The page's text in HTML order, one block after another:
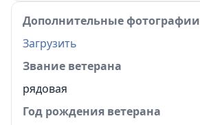
Дополнительные фотографии
Загрузить
Звание ветерана
рядовая
Год рождения ветерана